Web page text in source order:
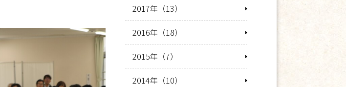
2017年（13）
2016年（18）
2015年（7）
2014年（10）